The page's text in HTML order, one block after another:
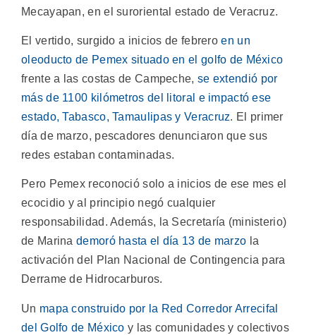
Mecayapan, en el suroriental estado de Veracruz.
El vertido, surgido a inicios de febreroen un
oleoducto de Pemex situado en el golfo de México
frente a las costas de Campeche, se extendió por
más de 1100 kilómetros del litoral e impactó ese
estado, Tabasco, Tamaulipas y Veracruz. El primer
día de marzo, pescadores denunciaron que sus
redes estaban contaminadas.
Pero Pemex reconoció solo a inicios de ese mes el
ecocidio y al principio negó cualquier
responsabilidad. Además, la Secretaría (ministerio)
de Marinademoró hasta el día 13 de marzo la
activación del Plan Nacional de Contingencia para
Derrame de Hidrocarburos.
Un mapa construido por la Red Corredor Arrecifal
del Golfo de México y las comunidades y colectivos